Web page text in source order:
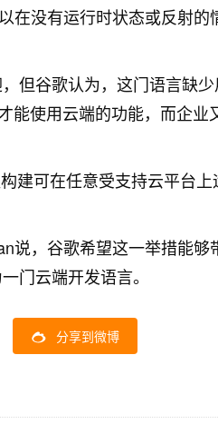
在没有运行时状态或反射的
但谷歌认为，这门语言缺
能使用云端的功能，而企业
建可在任意受支持云平台
说，谷歌希望这一举措能
门云端开发语言。
分享到微博